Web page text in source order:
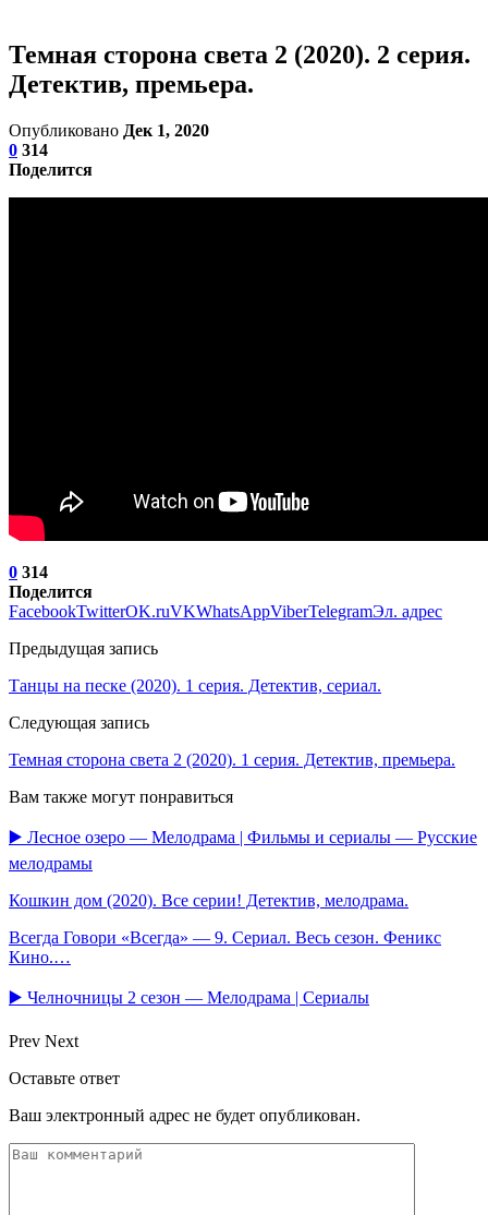
Темная сторона света 2 (2020). 2 серия.
Детектив, премьера.
Опубликовано Дек 1, 2020
0 314
Поделится
0 314
Поделится
FacebookTwitterOK.ruVKWhatsAppViberTelegramЭл. адрес
Предыдущая запись
Танцы на песке (2020). 1 серия. Детектив, сериал.
Следующая запись
Темная сторона света 2 (2020). 1 серия. Детектив, премьера.
Вам также могут понравиться
▶️ Лесное озеро — Мелодрама | Фильмы и сериалы — Русские
мелодрамы
Кошкин дом (2020). Все серии! Детектив, мелодрама.
Всегда Говори «Всегда» — 9. Сериал. Весь сезон. Феникс
Кино.…
▶️ Челночницы 2 сезон — Мелодрама | Сериалы
Prev Next
Оставьте ответ
Ваш электронный адрес не будет опубликован.